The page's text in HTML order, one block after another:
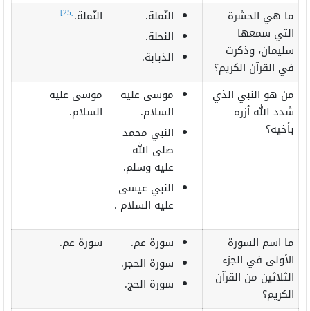
ما هي الحشرة
التي سمعها
سليمان، وذكرت
في القرآن الكريم؟
النّملة.
النحلة.
الذبابة.
النّملة.[25]
من هو النبي الذي
شدد الله أزره
بأخيه؟
موسى عليه
السلام.
النبي محمد
صلى الله
عليه وسلم.
النبي عيسى
عليه السلام .
موسى عليه
السلام.
ما اسم السورة
الأولى في الجزء
الثلاثين من القرآن
الكريم؟
سورة عم.
سورة الحجر.
سورة الحج.
سورة عم.